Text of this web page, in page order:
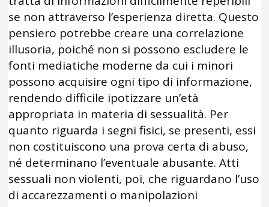
se non attraverso l’esperienza diretta. Questo
pensiero potrebbe creare una correlazione
illusoria, poiché non si possono escludere le
fonti mediatiche moderne da cui i minori
possono acquisire ogni tipo di informazione,
rendendo difficile ipotizzare un’età
appropriata in materia di sessualità. Per
quanto riguarda i segni fisici, se presenti, essi
non costituiscono una prova certa di abuso,
né determinano l’eventuale abusante. Atti
sessuali non violenti, poi, che riguardano l’uso
di accarezzamenti o manipolazioni